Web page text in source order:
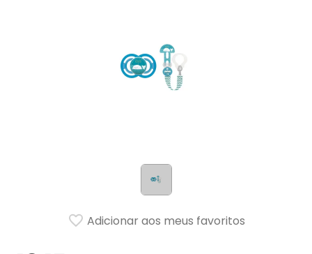
Adicionar aos meus favoritos